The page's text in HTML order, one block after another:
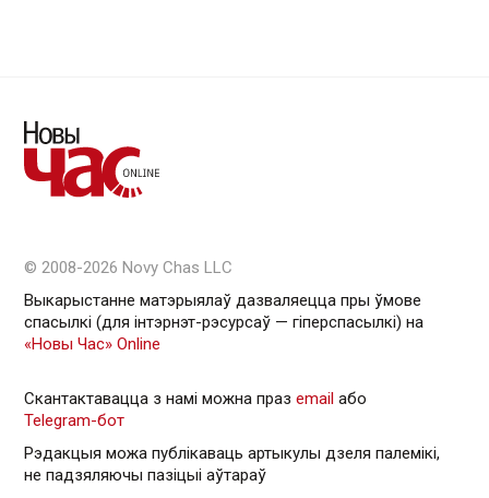
© 2008-2026 Novy Chas LLC
Выкарыстанне матэрыялаў дазваляецца пры ўмове
спасылкі (для інтэрнэт-рэсурсаў — гiперспасылкi) на
«Новы Час» Online
Скантактавацца з намі можна праз email або
Telegram-бот
Рэдакцыя можа публікаваць артыкулы дзеля палемікі,
не падзяляючы пазіцыі аўтараў